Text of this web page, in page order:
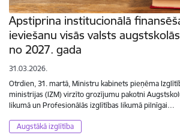
Apstiprina institucionālā
ieviešanu visās valsts
no 2027. gada
31.03.2026.
Otrdien, 31. martā, Ministru kabinets pieņēma
ministrijas (IZM) virzīto grozījumu pakotni
likumā un Profesionālās izglītības likumā pilnīgai…
Augstākā izglītība